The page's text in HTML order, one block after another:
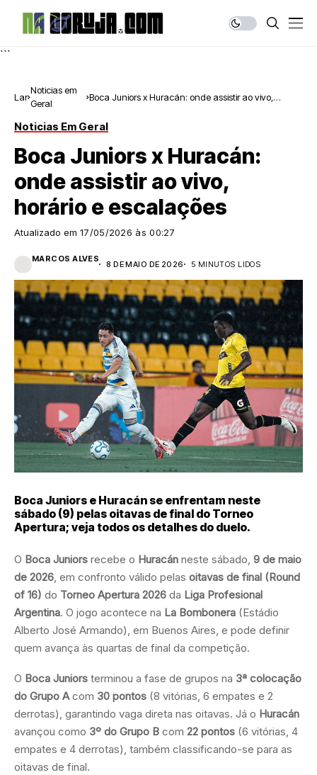
```
Lar
Noticias em
Geral
Boca Juniors x Huracán: onde assistir ao vivo,
Noticias Em Geral
Boca Juniors x Huracán:
onde assistir ao vivo,
horário e escalações
Atualizado em 17/05/2026 às 00:27
MARCOS ALVES
8 DE MAIO DE 2026 5 MINUTOS LIDOS
Boca Juniors e Huracán se enfrentam neste
sábado (9) pelas oitavas de final do Torneo
Apertura; veja todos os detalhes do duelo.
O Boca Juniors recebe o Huracán neste sábado, 9 de maio
de 2026, em confronto válido pelas oitavas de final (Round
of 16) do Torneo Apertura 2026 da Liga Profesional
Argentina. O jogo acontece na La Bombonera (Estádio
Alberto José Armando), em Buenos Aires, e pode definir
quem avança às quartas de final da competição.
O Boca Juniors terminou a fase de grupos na 3ª colocação
do Grupo Acom 30 pontos (8 vitórias, 6 empates e 2
derrotas), garantindo vaga direta nas oitavas. Já o Huracán
avançou como 3º do Grupo B com 22 pontos (6 vitórias, 4
empates e 4 derrotas), também classificando-se para as
oitavas de final.